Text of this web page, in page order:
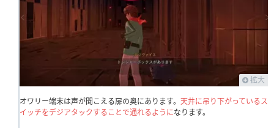
拡大
オワリー端末は声が聞こえる扉の奥にあります。 天井に吊り下がっているス
イッチをデジアタックすることで通れるようになります。